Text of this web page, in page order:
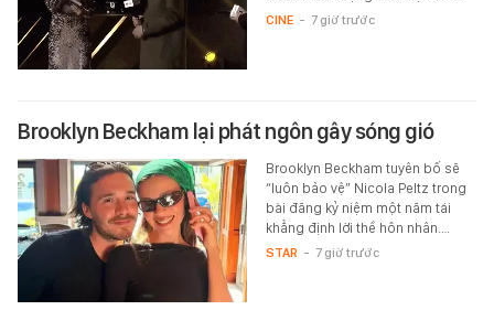
CINE - 7 giờ trước
Brooklyn Beckham lại phát ngôn gây sóng gió
Brooklyn Beckham tuyên bố sẽ
“luôn bảo vệ” Nicola Peltz trong
bài đăng kỷ niệm một năm tái
khẳng định lời thề hôn nhân.…
STAR - 7 giờ trước